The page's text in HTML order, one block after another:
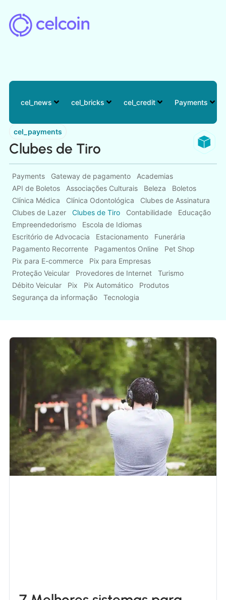
cel_news cel_bricks cel_credit Payments
cel_payments
Clubes de Tiro
Payments Gateway de pagamento
Academias
API de Boletos
Associações Culturais Beleza
Boletos
Clínica Médica
Clínica Odontológica
Clubes de Assinatura
Clubes de Lazer
Clubes de Tiro Contabilidade
Educação
Empreendedorismo
Escola de Idiomas
Escritório de Advocacia
Estacionamento
Funerária
Pagamento Recorrente
Pagamentos Online
Pet Shop
Pix para E-commerce
Pix para Empresas
Proteção Veicular
Provedores de Internet
Turismo
Débito Veicular
Pix Pix Automático
Produtos
Segurança da informação
Tecnologia